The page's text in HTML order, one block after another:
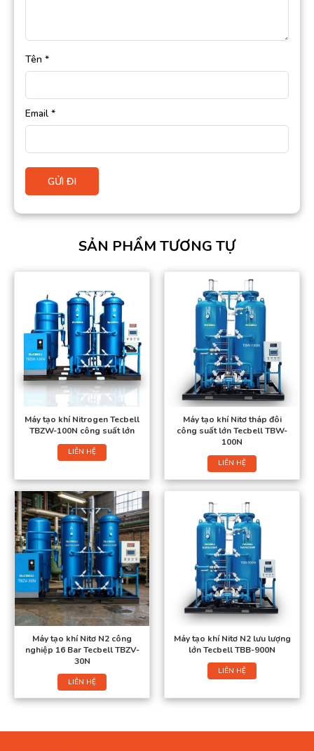
Tên *
Email *
SẢN PHẨM TƯƠNG TỰ
Máy tạo khí Nitrogen Tecbell
TBZW-100N công suất lớn
LIÊN HỆ
Máy tạo khí Nitơ tháp đôi
công suất lớn Tecbell TBW-
100N
LIÊN HỆ
Máy tạo khí Nitơ N2 công
nghiệp 16 Bar Tecbell TBZV-
30N
LIÊN HỆ
Máy tạo khí Nitơ N2 lưu lượng
lớn Tecbell TBB-900N
LIÊN HỆ